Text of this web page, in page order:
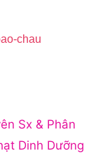
chau
Sx & Phân
Dinh Dưỡng